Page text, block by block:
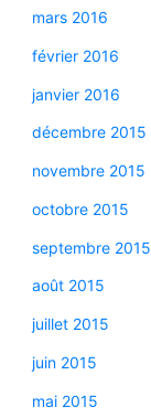
mars 2016
février 2016
janvier 2016
décembre 2015
novembre 2015
octobre 2015
septembre 2015
août 2015
juillet 2015
juin 2015
mai 2015